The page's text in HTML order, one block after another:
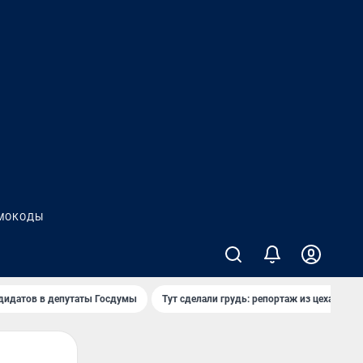
в депутаты Госдумы Тут сделали грудь: репортаж из цеха